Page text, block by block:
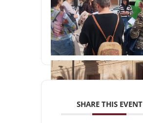
+ iCal / Outlook export
SHARE THIS EVENT